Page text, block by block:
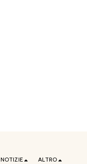
NOTIZIE ALTRO